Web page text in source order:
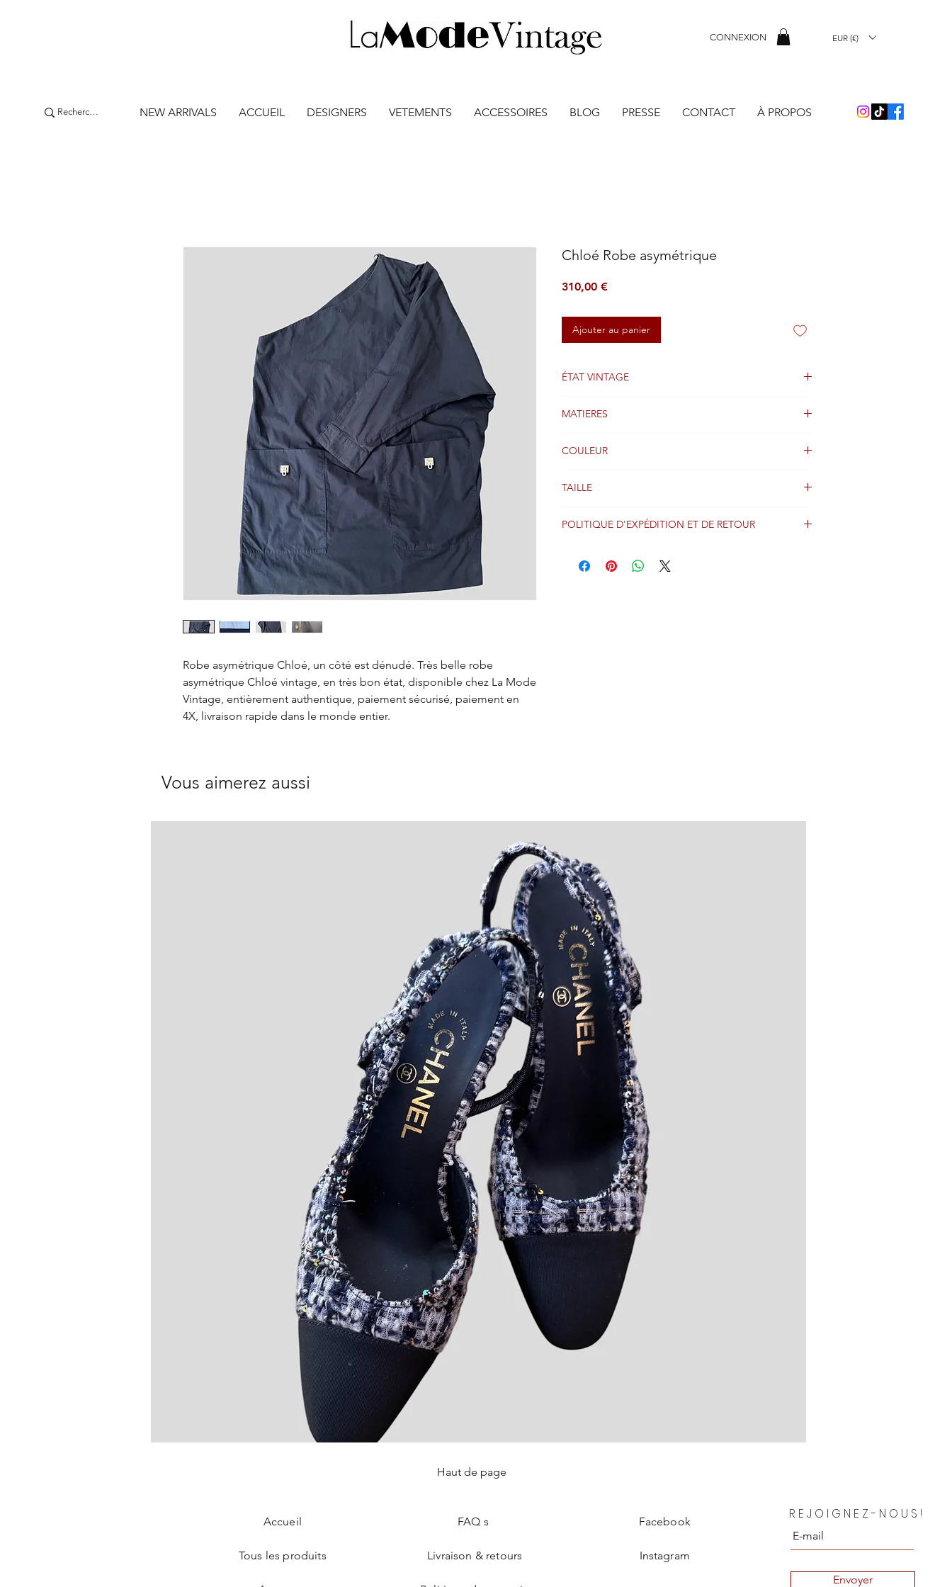
CONNEXION EUR (€)
NEW ARRIVALS ACCUEIL DESIGNERS VETEMENTS ACCESSOIRES BLOG PRESSE CONTACT À PROPOS
Robe asymétrique Chloé, un côté est dénudé. Très belle robe
asymétrique Chloé vintage, en très bon état, disponible chez La Mode
Vintage, entièrement authentique, paiement sécurisé, paiement en
4X, livraison rapide dans le monde entier.
Chloé Robe asymétrique
310,00 €Prix
Ajouter au panier
ÉTAT VINTAGE
MATIERES
COULEUR
TAILLE
POLITIQUE D'EXPÉDITION ET DE RETOUR
suivant la réception du paiement et sont expédiés dans
Vous aimerez aussi
Prix
850,00 €
Accueil
Tous les produits
Haut de page
FAQ s
Livraison & retours
Facebook
Instagram
REJOIGNEZ-NOUS!
Envoyer